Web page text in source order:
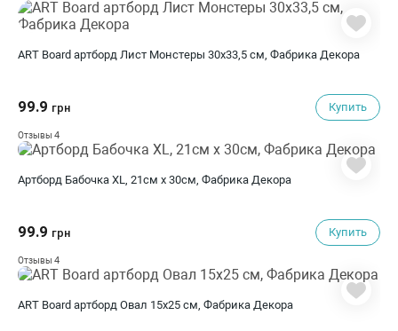
ART Board артборд Лист Монстеры 30х33,5 см, Фабрика Декора
99.9 грн Купить
Отзывы 4
Артборд Бабочка XL, 21см x 30см, Фабрика Декора
99.9 грн Купить
Отзывы 4
ART Board артборд Овал 15х25 см, Фабрика Декора